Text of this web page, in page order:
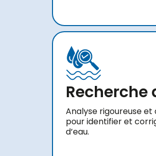
Recherche
Analyse rigoureuse
pour identifier et
d’eau.